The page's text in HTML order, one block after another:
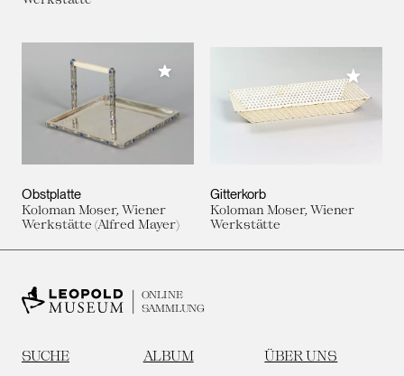
Obstplatte
Koloman Moser, Wiener
Werkstätte (Alfred Mayer)
Meiner Sammlung hinzufügen
Gitterkorb
Koloman Moser, Wiener
Werkstätte
Meiner
ONLINE
SAMMLUNG
SUCHE ALBUM ÜBER UNS